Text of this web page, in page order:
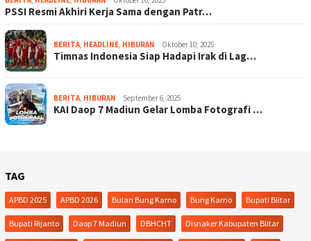
PSSI Resmi Akhiri Kerja Sama dengan Patr…
BERITA, HEADLINE, HIBURAN Oktober 10, 2025
Timnas Indonesia Siap Hadapi Irak di Lag…
BERITA, HIBURAN September 6, 2025
KAI Daop 7 Madiun Gelar Lomba Fotografi …
TAG
APBD 2025 APBD 2026 Bulan Bung Karno Bung Karno Bupati Blitar
Bupati Rijanto Daop 7 Madiun DBHCHT Disnaker Kabupaten Blitar